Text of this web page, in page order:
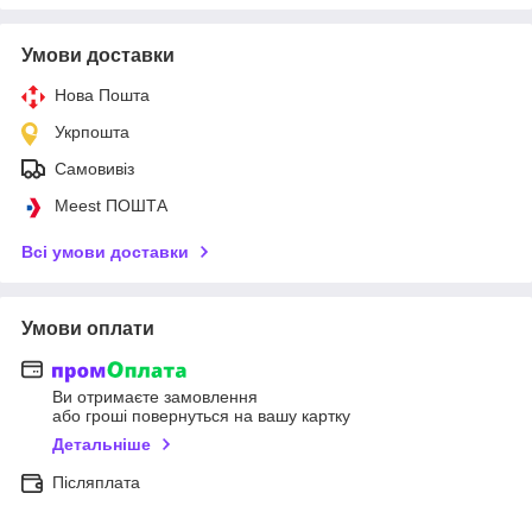
Умови доставки
Нова Пошта
Укрпошта
Самовивіз
Meest ПОШТА
Всі умови доставки
Умови оплати
Ви отримаєте замовлення
або гроші повернуться на вашу картку
Детальніше
Післяплата